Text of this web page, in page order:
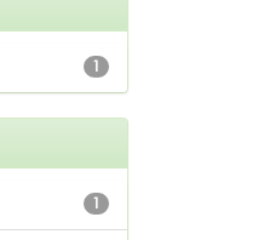
1
1